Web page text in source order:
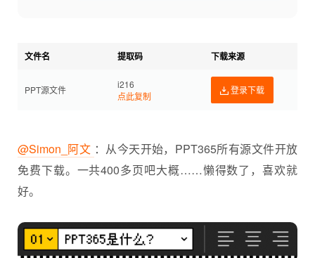
文件名 提取码 下载来源
PPT源文件
i216
点此复制
登录下载
@Simon_阿文 ：从今天开始， PPT365所有源文件开放
免费下载。一共400多页吧大概……懒得数了，喜欢就
好。